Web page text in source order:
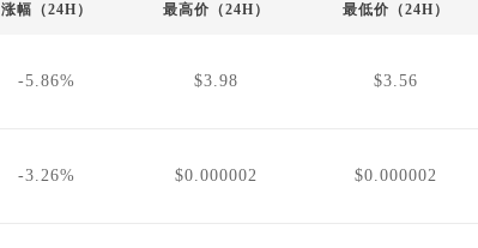
涨幅（24H） 最高价（24H） 最低价（24H）
-5.86% $3.98 $3.56
-3.26% $0.000002 $0.000002